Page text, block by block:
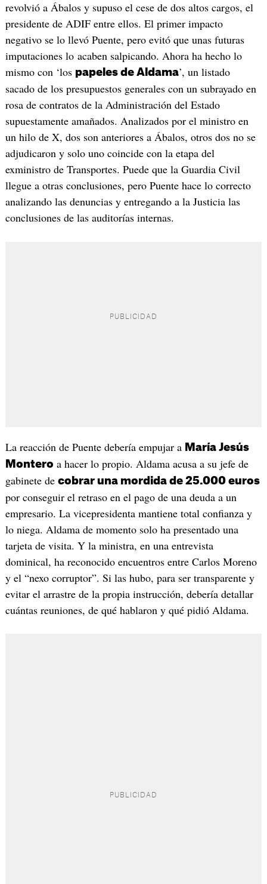
revolvió a Ábalos y supuso el cese de dos altos cargos, el
presidente de ADIF entre ellos. El primer impacto
negativo se lo llevó Puente, pero evitó que unas futuras
imputaciones lo acaben salpicando. Ahora ha hecho lo
mismo con ‘los papeles de Aldama’, un listado
sacado de los presupuestos generales con un subrayado en
rosa de contratos de la Administración del Estado
supuestamente amañados. Analizados por el ministro en
un hilo de X, dos son anteriores a Ábalos, otros dos no se
adjudicaron y solo uno coincide con la etapa del
exministro de Transportes. Puede que la Guardia Civil
llegue a otras conclusiones, pero Puente hace lo correcto
analizando las denuncias y entregando a la Justicia las
conclusiones de las auditorías internas.
La reacción de Puente debería empujar a María Jesús
Montero a hacer lo propio. Aldama acusa a su jefe de
gabinete de cobrar una mordida de 25.000 euros
por conseguir el retraso en el pago de una deuda a un
empresario. La vicepresidenta mantiene total confianza y
lo niega. Aldama de momento solo ha presentado una
tarjeta de visita. Y la ministra, en una entrevista
dominical, ha reconocido encuentros entre Carlos Moreno
y el “nexo corruptor”. Si las hubo, para ser transparente y
evitar el arrastre de la propia instrucción, debería detallar
cuántas reuniones, de qué hablaron y qué pidió Aldama.